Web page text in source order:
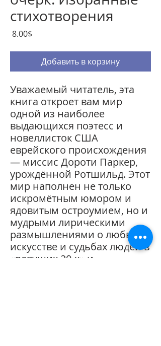
стихотворения
‏8.00 ‏$
Добавить в корзину
Уважаемый читатель, эта
книга откроет вам мир
одной из наиболее
выдающихся поэтесс и
новеллисток США
еврейского происхождения
— миссис Дороти Паркер,
урождённой Ротшильд. Этот
мир наполнен не только
искромётным юмором и
ядовитым остроумием, но и
мудрыми лирическими
размышлениями о любви,
искусстве и судьбах людей в
«ревущих 20-х» и